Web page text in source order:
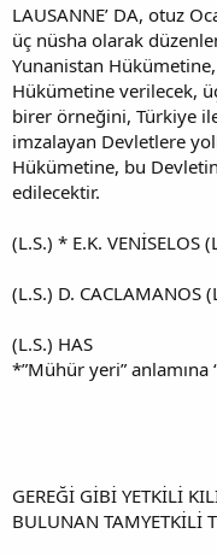
LAUSANNE’ DA, otuz
üç nüsha olarak
Yunanistan
Hükümetine verilecek,
birer örneğini, Türkiye ile
imzalayan Devletlere
Hükümetine, bu
edilecektir.
(L.S.) * E.K. VENİSELOS
(L.S.) D. CACLAMANOS
(L.S.) HAS
*”Mühür yeri” anlamına
GEREĞİ GİBİ YETKİLİ
BULUNAN TAMYETKİLİ